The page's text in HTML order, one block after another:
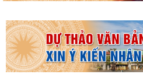
THƯỜNG TRỰC HĐND PHƯỜNG
THƯỜNG KỲ THÁNG 8 NĂM 2026
UBND PHƯỜNG LƯU KIẾM TỔ CHỨC
NĂM 2026